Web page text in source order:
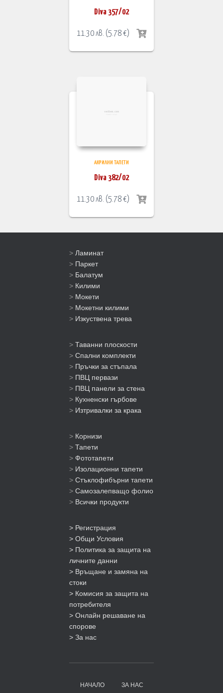
Diva 357/02
11.30лв. (5.78€)
АКРИЛНИ ТАПЕТИ
Diva 382/02
11.30лв. (5.78€)
> Ламинат
> Паркет
> Балатум
> Килими
> Мокети
> Мокетни килими
> Изкуствена трева
> Таванни плоскости
> Спални комплекти
> Пръчки за стъпала
> ПВЦ первази
> ПВЦ панели за стена
> Кухненски гърбове
> Изтривалки за крака
> Корнизи
> Тапети
> Фототапети
> Изолационни тапети
> Стъклофибърни тапети
> Самозалепващо фолио
> Всички продукти
> Регистрация
> Общи Условия
> Политика за защита на
личните данни
> Връщане и замяна на
стоки
> Комисия за защита на
потребителя
> Онлайн решаване на
спорове
> За нас
НАЧАЛО ЗА НАС